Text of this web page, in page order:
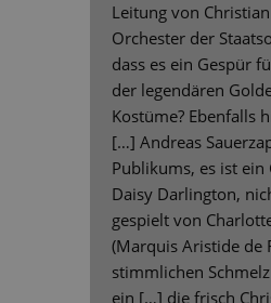
Leitung von
Orchester der
dass es ein Gespür
der legendären
Kostüme? Ebenfalls
[…] Andreas
Publikums, es ist
Daisy Darlington,
gespielt von
(Marquis Aristide de
stimmlichen
ein […] die frisch